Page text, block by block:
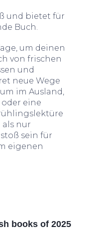
und bietet für
Buch.
um deinen
von frischen
und
neue Wege
im Ausland,
eine
nur
sein für
eigenen
books of 2025